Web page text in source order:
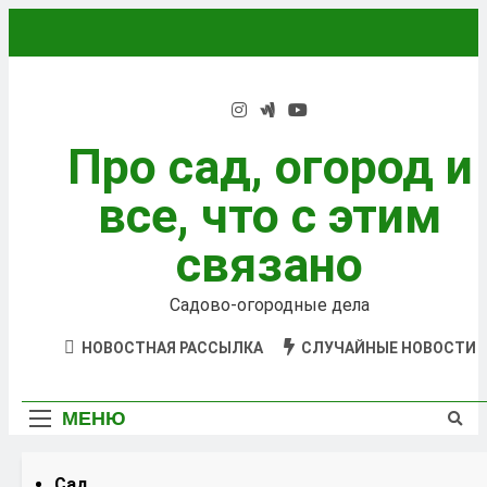
содержимому
Про сад, огород и
все, что с этим
связано
Садово-огородные дела
НОВОСТНАЯ РАССЫЛКА СЛУЧАЙНЫЕ НОВОСТИ
МЕНЮ